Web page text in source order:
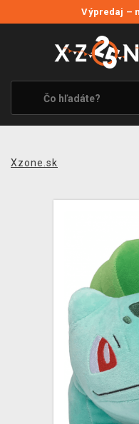
Výpredaj –
VÝPREDAJ
VIDEOHRY
XZONE ORIGINALS
TEMATIKY
DOPRAVA
XZONE KLUB
Xzone.sk